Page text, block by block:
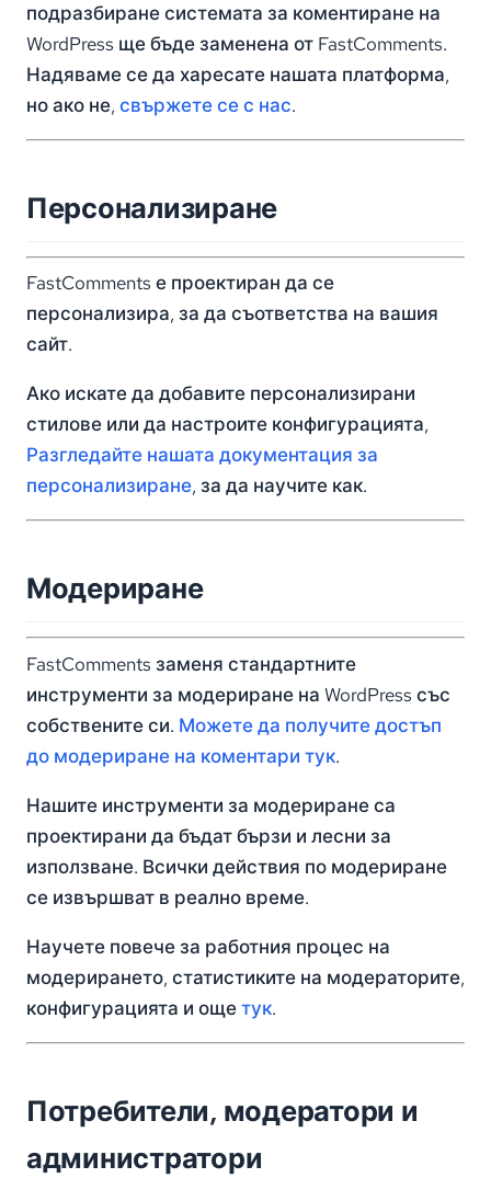
подразбиране системата за коментиране на
WordPress ще бъде заменена от FastComments.
Надяваме се да харесате нашата платформа,
но ако не, свържете се с нас.
Персонализиране
FastComments е проектиран да се
персонализира, за да съответства на вашия
сайт.
Ако искате да добавите персонализирани
стилове или да настроите конфигурацията,
Разгледайте нашата документация за
персонализиране, за да научите как.
Модериране
FastComments заменя стандартните
инструменти за модериране на WordPress със
собствените си. Можете да получите достъп
до модериране на коментари тук.
Нашите инструменти за модериране са
проектирани да бъдат бързи и лесни за
използване. Всички действия по модериране
се извършват в реално време.
Научете повече за работния процес на
модерирането, статистиките на модераторите,
конфигурацията и ощетук.
Потребители, модератори и
администратори